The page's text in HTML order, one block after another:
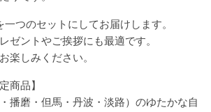
つのセットにしてお届けします。
ゼントやご挨拶にも最適です。
楽しみください。
商品】
播磨・但馬・丹波・淡路）のゆたかな自